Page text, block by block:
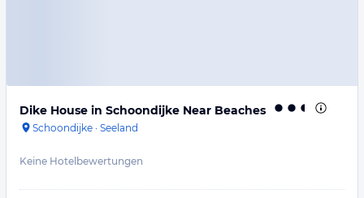
Dike House in Schoondijke Near Beaches
Schoondijke · Seeland
Keine Hotelbewertungen